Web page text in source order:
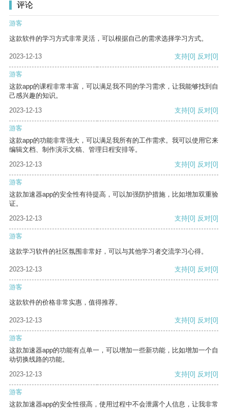
评论
游客
这款软件的学习方式非常灵活，可以根据自己的需求选择学习方式。
2023-12-13 支持[0] 反对[0]
游客
这款app的课程非常丰富，可以满足我不同的学习需求，让我能够找到自
己感兴趣的知识。
2023-12-13
支持[0] 反对[0]
游客
这款app的功能非常强大，可以满足我所有的工作需求。我可以使用它来
编辑文档、制作演示文稿、管理日程安排等。
2023-12-13
支持[0] 反对[0]
游客
这款加速器app的安全性有待提高，可以加强防护措施，比如增加双重验
证。
2023-12-13
支持[0] 反对[0]
游客
这款学习软件的社区氛围非常好，可以与其他学习者交流学习心得。
2023-12-13 支持[0] 反对[0]
游客
这款软件的价格非常实惠，值得推荐。
2023-12-13 支持[0] 反对[0]
游客
这款加速器app的功能有点单一，可以增加一些新功能，比如增加一个自
动切换线路的功能。
2023-12-13
支持[0] 反对[0]
游客
这款加速器app的安全性很高，使用过程中不会泄露个人信息，让我非常